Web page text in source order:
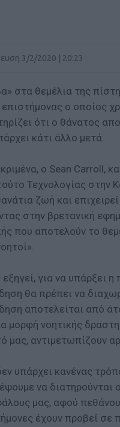
3/2/2020 | 20:23
στα θεμέλια της
επιστήμονας ο οποίος
ότι ο θάνατος
κάτι άλλο μετά.
ο Sean Carroll,
Τεχνολογίας στην
ζωή και
στην βρετανική
που αποτελούν το
για να υπάρξει
θα πρέπει να
αποτελείται από
μορφή νοητικής
μας, αντιμετωπίζουν
υπάρχει κανένας
να
μας, αφού
έχουν προβεί σε